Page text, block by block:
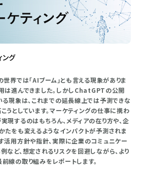
ング
界では「AIブーム」とも言える現象がありま
は進んできました。しかしChatGPTの公開
る現象は、これまでの延長線上では予測できな
うとしています。マーケティングの仕事に携わ
現するのはもちろん、メディアの在り方や、企
たをも変えるようなインパクトが予測されま
活用方針や指針、実際に企業のコミュニケー
など、想定されるリスクを回避しながら、より
線の取り組みをレポートします。